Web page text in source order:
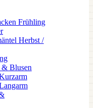
Frühling
Herbst /
& Blusen